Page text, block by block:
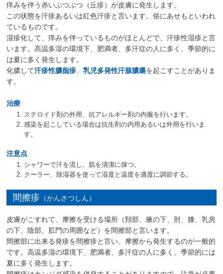
痒みを伴う赤いぶつぶつ（丘疹）が皮膚に発生します。
この状態を汗疹あるいは紅色汗疹と言います。俗にあせもといわれ
ているものです。
湿疹化して、痒みを伴っているものがほとんどで、汗疹性湿疹と言
います。高温多湿の環境下、肥満者、多汗症の人に多く、季節的に
は夏に多く発生します。
化膿して汗疹性膿痂疹 、乳児多発性汗腺膿瘍を起こすことがありま
す。
治療
ステロイド剤の外用、抗アレルギー剤の内服を行います。
感染を起こしている場合は抗生剤の内用あるいは外用を行いま
す。
注意点
シャワーで汗を流し、肌を清潔に保つ。
クーラー、除湿器を使って湿度と温度を適度に調節する。
間擦疹 （かんさつしん）
皮膚がこすれて、摩擦を受ける場所（頚部、腋の下、肘、膝、乳房
の下、陰部、肛門の周囲など）を間擦部と言います。
間擦部に出来る発疹を間擦疹と言い、摩擦から発生するのが一般的
です。高温多湿の環境下、肥満者、多汗症の人に多く、季節的には
夏に多く発生します。